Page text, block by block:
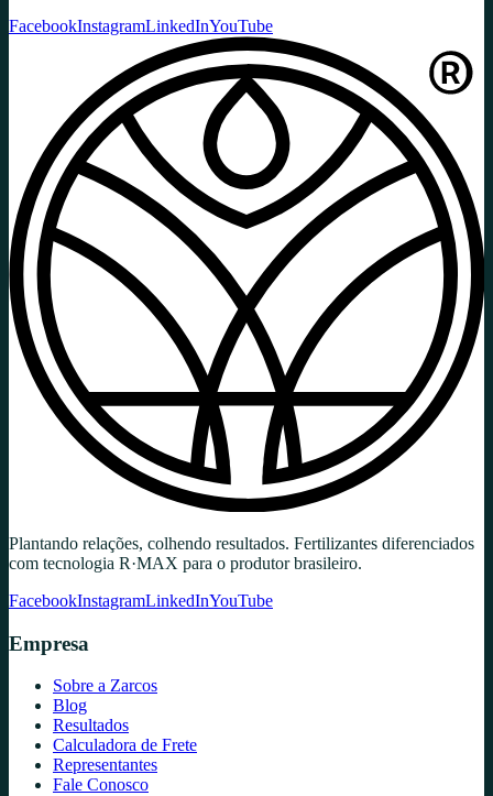
FacebookInstagramLinkedInYouTube
Plantando relações, colhendo resultados. Fertilizantes diferenciados
com tecnologia R·MAX para o produtor brasileiro.
FacebookInstagramLinkedInYouTube
Empresa
Sobre a Zarcos
Blog
Resultados
Calculadora de Frete
Representantes
Fale Conosco